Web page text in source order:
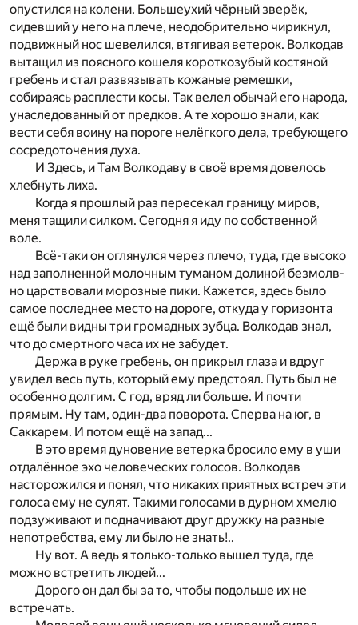
опустился на колени. Большеухий чёрный зверёк,
сидевший у него на плече, неодобрительно чирикнул,
подвижный нос шевелился, втягивая ветерок. Волкодав
вытащил из поясного кошеля короткозубый костяной
гребень и стал развязывать кожаные ремешки,
собираясь расплести ко­сы. Так велел обычай его народа,
унаследованный от пред­ков. А те хорошо знали, как
вести себя воину на пороге нелёгкого дела, требующего
сосредоточения духа.
И Здесь, и Там Волкодаву в своё время довелось
хлеб­нуть лиха.
Когда я прошлый раз пересекал границу миров,
меня тащили силком. Сегодня я иду по собственной
воле.
Всё-таки он оглянулся через плечо, туда, где высоко
над заполненной молочным туманом долиной безмолв­
но царствовали морозные пики. Кажется, здесь было
самое последнее место на дороге, откуда у горизонта
ещё были видны три громадных зубца. Волкодав знал,
что до смертного часа их не забудет.
Держа в руке гребень, он прикрыл глаза и вдруг
увидел весь путь, который ему предстоял. Путь был не
особенно долгим. С год, вряд ли больше. И почти
прямым. Ну там, один-два поворота. Сперва на юг, в
Саккарем. И потом ещё на запад...
В это время дуновение ветерка бросило ему в уши
от­далённое эхо человеческих голосов. Волкодав
насторожился и понял, что никаких приятных встреч эти
голоса ему не сулят. Такими голосами в дурном хмелю
подзуживают и подначивают друг дружку на разные
непотреб­ства, ему ли было не знать!..
Ну вот. А ведь я только-только вышел туда, где
можно встретить людей...
Дорого он дал бы за то, чтобы подольше их не
встречать.